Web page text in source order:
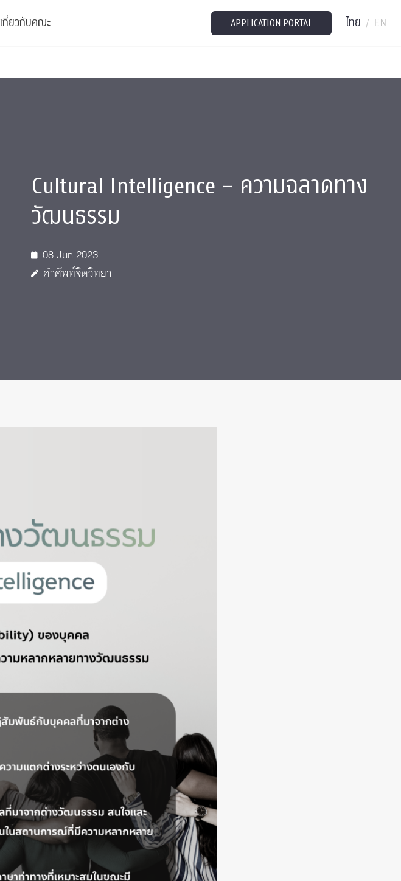
เกี่ยวกับคณะ
ติดต่อเรา
Intranet
APPLICATION PORTAL ไทย / EN
Cultural Intelligence – ความฉลาดทาง
วัฒนธรรม
08 Jun 2023
คำศัพท์จิตวิทยา